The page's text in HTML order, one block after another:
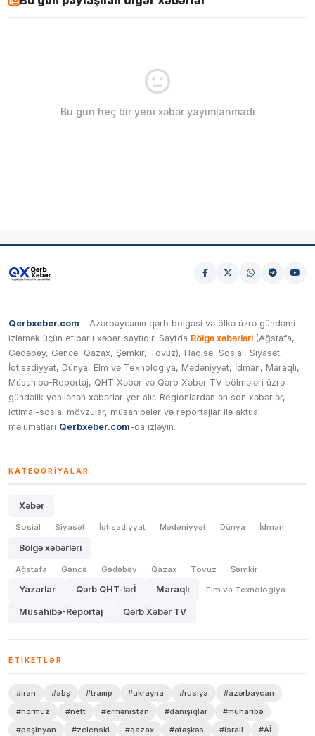
Bu gün heç bir yeni xəbər yayımlanmadı
Qerbxeber.com – Azərbaycanın qərb bölgəsi və ölkə üzrə gündəmi
izləmək üçün etibarlı xəbər saytıdır. Saytda Bölgə xəbərləri (Ağstafa,
Gədəbəy, Gəncə, Qazax, Şəmkir, Tovuz), Hadisə, Sosial, Siyasət,
İqtisadiyyat, Dünya, Elm və Texnologiya, Mədəniyyət, İdman, Maraqlı,
Müsahibə-Reportaj, QHT Xəbər və Qərb Xəbər TV bölmələri üzrə
gündəlik yenilənən xəbərlər yer alır. Regionlardan ən son xəbərlər,
ictimai-sosial mövzular, müsahibələr və reportajlar ilə aktual
məlumatları Qerbxeber.com-da izləyin.
KATEQORIYALAR
Xəbər
Sosial Siyasət İqtisadiyyat Mədəniyyət Dünya İdman
Bölgə xəbərləri
Ağstafa Gəncə Gədəbəy Qazax Tovuz Şəmkir
Yazarlar Qərb QHT-lərİ Maraqlı Elm və Texnologiya
Müsahibə-Reportaj Qərb Xəbər TV
ETIKETLƏR
#iran #abş #tramp #ukrayna #rusiya
#azərbaycan
#hörmüz
#neft #ermənistan #danışıqlar
#müharibə
#paşinyan
#zelenski #qazax #atəşkəs #israil #Aİ